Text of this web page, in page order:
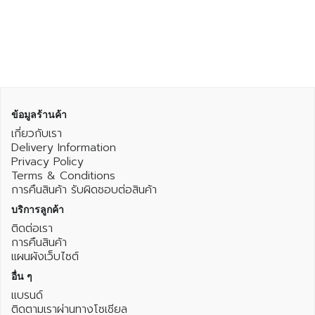
ข้อมูลร้านค้า
เกี่ยวกับเรา
Delivery Information
Privacy Policy
Terms & Conditions
การคืนสินค้า รับผิดชอบต่อสินค้า
บริการลูกค้า
ติดต่อเรา
การคืนสินค้า
แผนผังเว็บไซต์
อื่น ๆ
แบรนด์
ติดตามเราผ่านทางโซเชียล